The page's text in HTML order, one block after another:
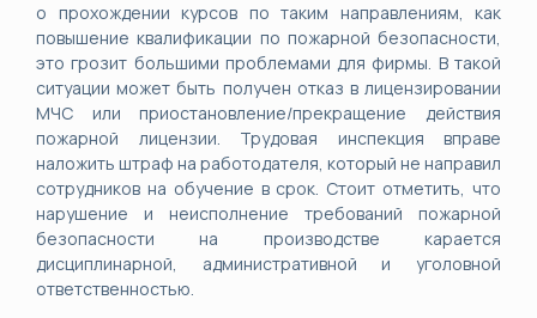
о прохождении курсов по таким направлениям, как
повышение квалификации по пожарной безопасности,
это грозит большими проблемами для фирмы. В такой
ситуации может быть получен отказ в лицензировании
МЧС или приостановление/прекращение действия
пожарной лицензии. Трудовая инспекция вправе
наложить штраф на работодателя, который не направил
сотрудников на обучение в срок. Стоит отметить, что
нарушение и неисполнение требований пожарной
безопасности на производстве карается
дисциплинарной, административной и уголовной
ответственностью.